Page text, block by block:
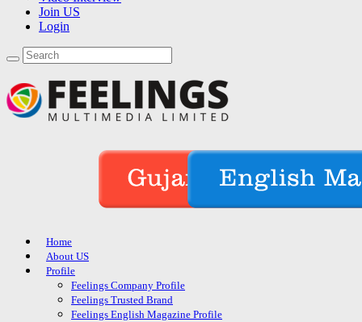
Join US
Login
Home
About US
Profile
Feelings Company Profile
Feelings Trusted Brand
Feelings English Magazine Profile